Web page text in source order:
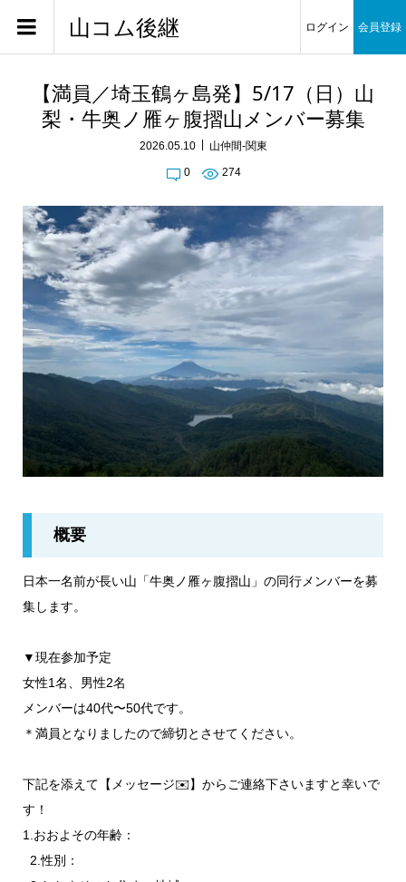
山コム後継 ログイン 会員登録
【満員／埼玉鶴ヶ島発】5/17（日）山
梨・牛奥ノ雁ヶ腹摺山メンバー募集
2026.05.10 山仲間-関東
0 274
概要
日本一名前が長い山「牛奥ノ雁ヶ腹摺山」の同行メンバーを募
集します。
▼現在参加予定
女性1名、男性2名
メンバーは40代〜50代です。
＊満員となりましたので締切とさせてください。
下記を添えて【メッセージ✉️】からご連絡下さいますと幸いで
す！
1.おおよその年齢：
2.性別：